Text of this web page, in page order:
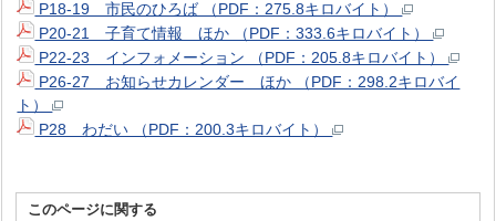
P18-19 市民のひろば （PDF：275.8キロバイト）
P20-21 子育て情報 ほか （PDF：333.6キロバイト）
P22-23 インフォメーション （PDF：205.8キロバイト）
P26-27 お知らせカレンダー ほか （PDF：298.2キロバイ
ト）
P28 わだい （PDF：200.3キロバイト）
このページに関する